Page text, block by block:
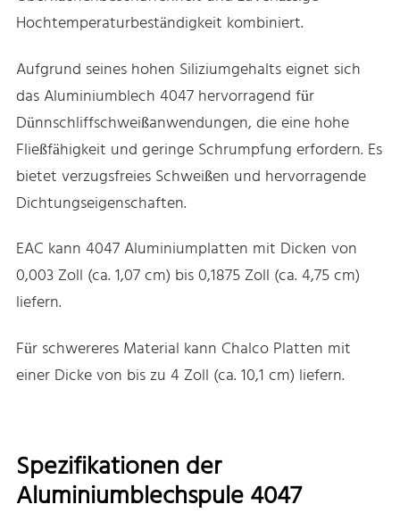
Hochtemperaturbeständigkeit kombiniert.
Aufgrund seines hohen Siliziumgehalts eignet sich
das Aluminiumblech 4047 hervorragend für
Dünnschliffschweißanwendungen, die eine hohe
Fließfähigkeit und geringe Schrumpfung erfordern. Es
bietet verzugsfreies Schweißen und hervorragende
Dichtungseigenschaften.
EAC kann 4047 Aluminiumplatten mit Dicken von
0,003 Zoll (ca. 1,07 cm) bis 0,1875 Zoll (ca. 4,75 cm)
liefern.
Für schwereres Material kann Chalco Platten mit
einer Dicke von bis zu 4 Zoll (ca. 10,1 cm) liefern.
Spezifikationen der
Aluminiumblechspule 4047